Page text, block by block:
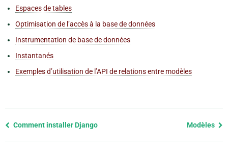
Espaces de tables
Optimisation de l’accès à la base de données
Instrumentation de base de données
Instantanés
Exemples d’utilisation de l’API de relations entre modèles
Previous
Comment installer Django Modèles